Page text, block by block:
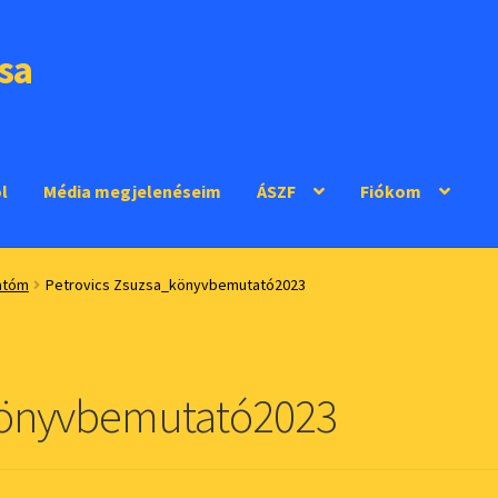
Média megjelenéseim ÁSZF Fiókom
Petrovics Zsuzsa_könyvbemutató2023